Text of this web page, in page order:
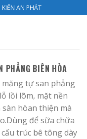
KIẾN AN PHÁT
PHẲNG BIÊN HÒA
tự san phẳng
lồi lõm, mặt nền
hòan thiện mà
để sữa chữa
trúc bê tông dày